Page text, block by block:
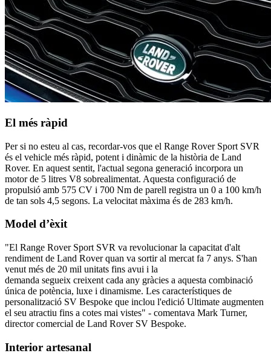
El més ràpid
Per si no esteu al cas, recordar-vos que el Range Rover Sport SVR
és el vehicle més ràpid, potent i dinàmic de la història de Land
Rover. En aquest sentit, l'actual segona generació incorpora un
motor de 5 litres V8 sobrealimentat. Aquesta configuració de
propulsió amb 575 CV i 700 Nm de parell registra un 0 a 100 km/h
de tan sols 4,5 segons. La velocitat màxima és de 283 km/h.
Model d’èxit
"El Range Rover Sport SVR va revolucionar la capacitat d'alt
rendiment de Land Rover quan va sortir al mercat fa 7 anys. S'han
venut més de 20 mil unitats fins avui i la
demanda segueix creixent cada any gràcies a aquesta combinació
única de potència, luxe i dinamisme. Les característiques de
personalització SV Bespoke que inclou l'edició Ultimate augmenten
el seu atractiu fins a cotes mai vistes" - comentava Mark Turner,
director comercial de Land Rover SV Bespoke.
Interior artesanal